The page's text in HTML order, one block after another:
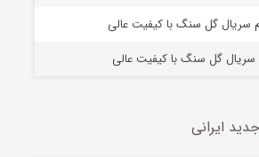
سریال گل سنگ با کیفیت عالی
سریال گل سنگ با کیفیت عالی
ایرانی